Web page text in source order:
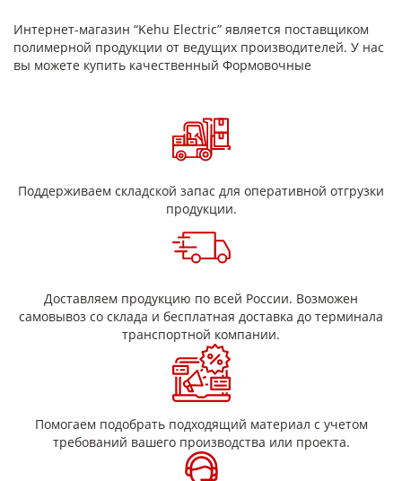
возможно изготовление деталей по чертежу.
Преимущества
пригодность для формования и получения деталей
сложной геометрии
формоустойчивость и прочность в узлах с нагрузками
размеру/чертежу
Области применения
формованные электроизоляционные детали для
электродвигателей и генераторов
нагревательные узлы, печи и термооборудование
втулки, прокладки, дистанционные и изоляционные
Интернет-магазин “Kehu Electric” является поставщиком
полимерной продукции от ведущих производителей. У нас
вы можете купить качественный Формовочные
Поддерживаем складской запас для оперативной отгрузки
продукции.
Доставляем продукцию по всей России. Возможен
самовывоз со склада и бесплатная доставка до терминала
транспортной компании.
Помогаем подобрать подходящий материал с учетом
требований вашего производства или проекта.